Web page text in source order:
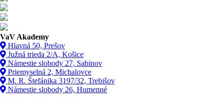
VaV Akademy
Hlavná 50, Prešov
Južná trieda 2/A, Košice
Námestie slobody 27, Sabinov
Priemyselná 2, Michalovce
M. R. Štefánika 3197/32, Trebišov
Námestie slobody 26, Humenné